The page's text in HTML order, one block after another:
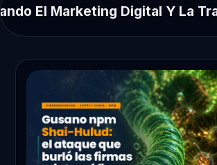
Inteligente agosto 6, 2026